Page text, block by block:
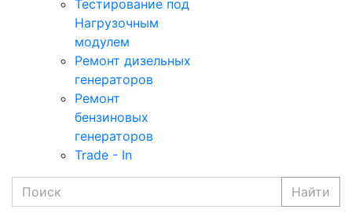
Тестирование под
Нагрузочным
модулем
Ремонт дизельных
генераторов
Ремонт
бензиновых
генераторов
Trade - In
Найти